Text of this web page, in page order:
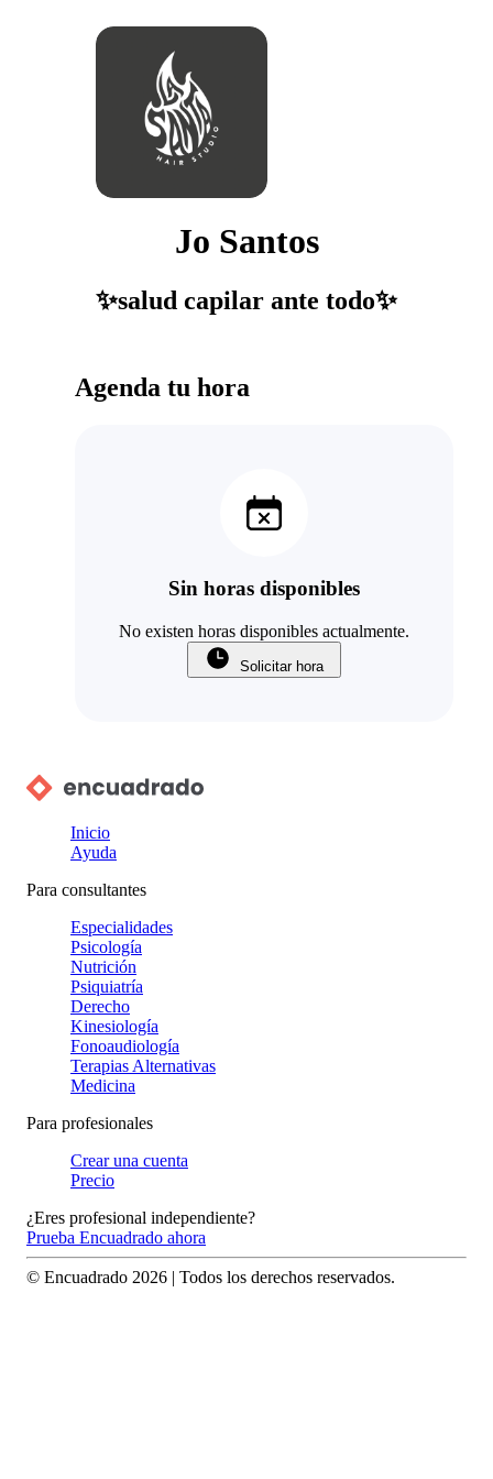
Jo Santos
✨salud capilar ante todo✨
Agenda tu hora
Sin horas disponibles
No existen horas disponibles actualmente.
Solicitar hora
Inicio
Ayuda
Para consultantes
Especialidades
Psicología
Nutrición
Psiquiatría
Derecho
Kinesiología
Fonoaudiología
Terapias Alternativas
Medicina
Para profesionales
Crear una cuenta
Precio
¿Eres profesional independiente?
Prueba Encuadrado ahora
© Encuadrado 2026 | Todos los derechos reservados.